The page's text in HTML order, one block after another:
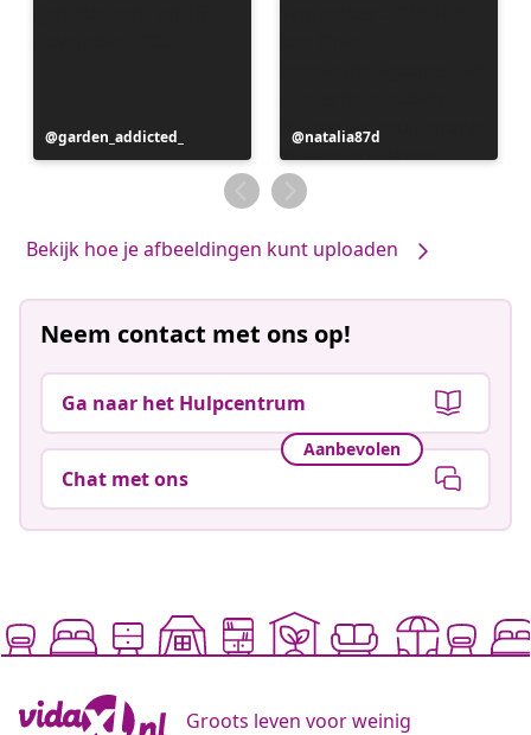
Bericht
gepubliceerd
garden_addicted_
Bericht
gepubliceerd
door
natalia87d
Bekijk hoe je afbeeldingen kunt uploaden
Neem contact met ons op!
Ga naar het Hulpcentrum
Aanbevolen
Chat met ons
Groots leven voor weinig